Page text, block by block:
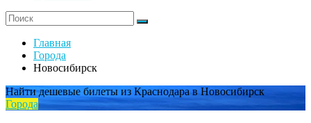
Главная
Города
Новосибирск
Найти дешевые билеты из Краснодара в Новосибирск
Города